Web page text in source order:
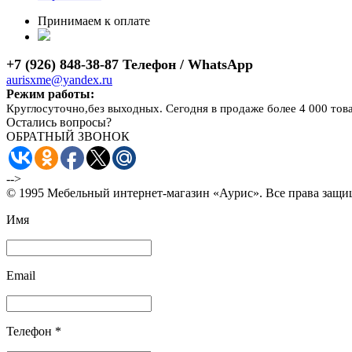
Принимаем к оплате
+7 (926) 848-38-87 Телефон / WhatsApp
aurisxme@yandex.ru
Режим работы:
Круглосуточно,без выходных. Сегодня в продаже более 4 000
Остались вопросы?
ОБРАТНЫЙ ЗВОНОК
-->
© 1995 Мебельный интернет-магазин «Аурис». Все права
Имя
Email
Телефон *